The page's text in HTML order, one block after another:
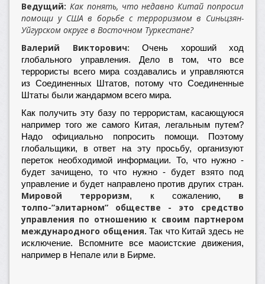
Ведущий: Как понять, что недавно Китай попросил
помощи у США в борьбе с терроризмом в Синьцзян-
Уйгурском округе в Восточном Туркестане?
Валерий Викторович: Очень хороший ход
глобального управления. Дело в том, что все
террористы всего мира создавались и управляются
из Соединенных Штатов, потому что Соединенные
Штаты были жандармом всего мира.
Как получить эту базу по террористам, касающуюся
например того же самого Китая, легальным путем?
Надо официально попросить помощи. Поэтому
глобальщики, в ответ на эту просьбу, организуют
переток необходимой информации. То, что нужно -
будет зачищено, то что нужно - будет взято под
управление и будет направлено против других стран.
Мировой терроризм, к сожалению, в
толпо-”элитарном” обществе - это средство
управления по отношению к своим партнером
международного общения. Так что Китай здесь не
исключение. Вспомните все маоистские движения,
например в Непале или в Бирме.